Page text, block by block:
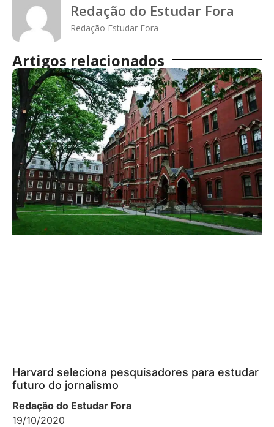
Redação do Estudar Fora
Redação Estudar Fora
Artigos relacionados
Harvard seleciona pesquisadores para estudar
futuro do jornalismo
Redação do Estudar Fora
19/10/2020